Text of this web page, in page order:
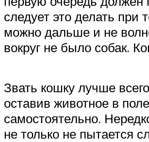
следует это делать при
можно дальше и не
вокруг не было собак.
Звать кошку лучше
оставив животное в
самостоятельно.
не только не пытается